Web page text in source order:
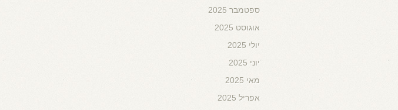
ספטמבר 2025
אוגוסט 2025
יולי 2025
יוני 2025
מאי 2025
אפריל 2025